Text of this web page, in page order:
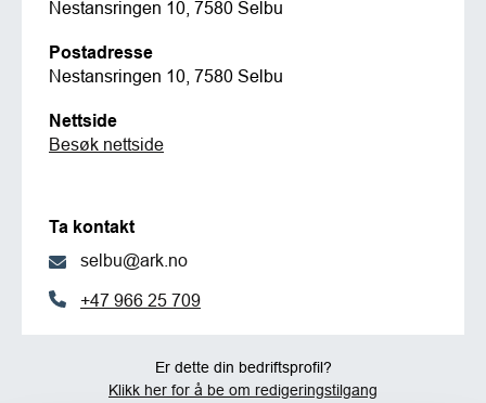
Nestansringen 10, 7580 Selbu
Postadresse
Nestansringen 10, 7580 Selbu
Nettside
Besøk nettside
Ta kontakt
selbu@ark.no
+47 966 25 709
Er dette din bedriftsprofil?
Klikk her for å be om redigeringstilgang